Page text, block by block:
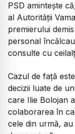
PSD amintește
al Autorității
premierului
personal
consulte cu
Cazul de față
decizii luate de
care Ilie Bolojan
colaborarea în
cele din urmă,